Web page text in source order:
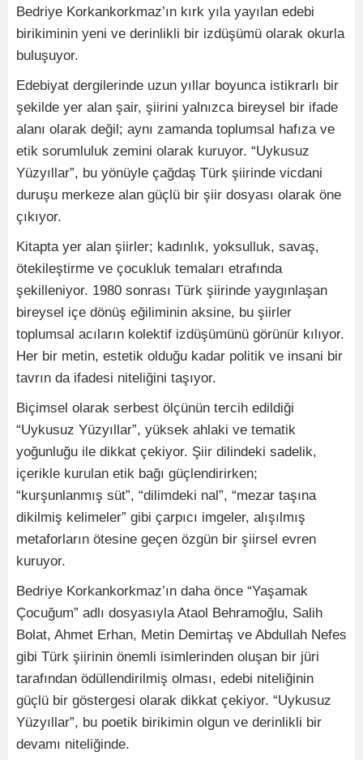
Bedriye Korkankorkmaz’ın kırk yıla yayılan edebi
birikiminin yeni ve derinlikli bir izdüşümü olarak okurla
buluşuyor.
Edebiyat dergilerinde uzun yıllar boyunca istikrarlı bir
şekilde yer alan şair, şiirini yalnızca bireysel bir ifade
alanı olarak değil; aynı zamanda toplumsal hafıza ve
etik sorumluluk zemini olarak kuruyor. “Uykusuz
Yüzyıllar”, bu yönüyle çağdaş Türk şiirinde vicdani
duruşu merkeze alan güçlü bir şiir dosyası olarak öne
çıkıyor.
Kitapta yer alan şiirler; kadınlık, yoksulluk, savaş,
ötekileştirme ve çocukluk temaları etrafında
şekilleniyor. 1980 sonrası Türk şiirinde yaygınlaşan
bireysel içe dönüş eğiliminin aksine, bu şiirler
toplumsal acıların kolektif izdüşümünü görünür kılıyor.
Her bir metin, estetik olduğu kadar politik ve insani bir
tavrın da ifadesi niteliğini taşıyor.
Biçimsel olarak serbest ölçünün tercih edildiği
“Uykusuz Yüzyıllar”, yüksek ahlaki ve tematik
yoğunluğu ile dikkat çekiyor. Şiir dilindeki sadelik,
içerikle kurulan etik bağı güçlendirirken;
“kurşunlanmış süt”, “dilimdeki nal”, “mezar taşına
dikilmiş kelimeler” gibi çarpıcı imgeler, alışılmış
metaforların ötesine geçen özgün bir şiirsel evren
kuruyor.
Bedriye Korkankorkmaz’ın daha önce “Yaşamak
Çocuğum” adlı dosyasıyla Ataol Behramoğlu, Salih
Bolat, Ahmet Erhan, Metin Demirtaş ve Abdullah Nefes
gibi Türk şiirinin önemli isimlerinden oluşan bir jüri
tarafından ödüllendirilmiş olması, edebi niteliğinin
güçlü bir göstergesi olarak dikkat çekiyor. “Uykusuz
Yüzyıllar”, bu poetik birikimin olgun ve derinlikli bir
devamı niteliğinde.